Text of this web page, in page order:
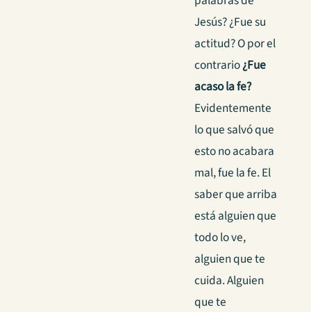
Jesús? ¿Fue su
actitud? O por el
contrario¿Fue
acaso la fe?
Evidentemente
lo que salvó que
esto no acabara
mal, fue la fe. El
saber que arriba
está alguien que
todo lo ve,
alguien que te
cuida. Alguien
que te